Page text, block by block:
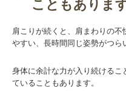
こともありま
肩こりが続くと、肩まわりの
やすい、長時間同じ姿勢がつら
身体に余計な力が入り続けるこ
ていることもあります。